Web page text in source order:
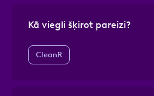
Kā viegli šķirot pareizi?
CleanR